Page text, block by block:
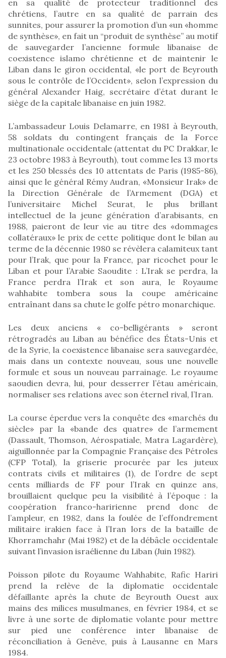
en sa qualité de protecteur traditionnel des
chrétiens, l’autre en sa qualité de parrain des
sunnites, pour assurer la promotion d’un «un «homme
de synthèse», en fait un “produit de synthèse” au motif
de sauvegarder l’ancienne formule libanaise de
coexistence islamo chrétienne et de maintenir le
Liban dans le giron occidental, «le port de Beyrouth
sous le contrôle de l’Occident», selon l’expression du
général Alexander Haig, secrétaire d’état durant le
siège de la capitale libanaise en juin 1982.
L’ambassadeur Louis Delamarre, en 1981 à Beyrouth,
58 soldats du contingent français de la Force
multinationale occidentale (attentat du PC Drakkar, le
23 octobre 1983 à Beyrouth), tout comme les 13 morts
et les 250 blessés des 10 attentats de Paris (1985-86),
ainsi que le général Rémy Audran, «Monsieur Irak» de
la Direction Générale de l’Armement (DGA) et
l’universitaire Michel Seurat, le plus brillant
intellectuel de la jeune génération d’arabisants, en
1988, paieront de leur vie au titre des «dommages
collatéraux» le prix de cette politique dont le bilan au
terme de la décennie 1980 se révèlera calamiteux tant
pour l’Irak, que pour la France, par ricochet pour le
Liban et pour l’Arabie Saoudite : L’Irak se perdra, la
France perdra l’Irak et son aura, le Royaume
wahhabite tombera sous la coupe américaine
entraînant dans sa chute le golfe pétro monarchique.
Les deux anciens « co-belligérants » seront
rétrogradés au Liban au bénéfice des États-Unis et
de la Syrie, la coexistence libanaise sera sauvegardée,
mais dans un contexte nouveau, sous une nouvelle
formule et sous un nouveau parrainage. Le royaume
saoudien devra, lui, pour desserrer l’étau américain,
normaliser ses relations avec son éternel rival, l’Iran.
La course éperdue vers la conquête des «marchés du
siècle» par la «bande des quatre» de l’armement
(Dassault, Thomson, Aérospatiale, Matra Lagardère),
aiguillonnée par la Compagnie Française des Pétroles
(CFP Total), la griserie procurée par les juteux
contrats civils et militaires (1), de l’ordre de sept
cents milliards de FF pour l’Irak en quinze ans,
brouillaient quelque peu la visibilité à l’époque : la
coopération franco-haririenne prend donc de
l’ampleur, en 1982, dans la foulée de l’effondrement
militaire irakien face à l’Iran lors de la bataille de
Khorramchahr (Mai 1982) et de la débâcle occidentale
suivant l’invasion israélienne du Liban (Juin 1982).
Poisson pilote du Royaume Wahhabite, Rafic Hariri
prend la relève de la diplomatie occidentale
défaillante après la chute de Beyrouth Ouest aux
mains des milices musulmanes, en février 1984, et se
livre à une sorte de diplomatie volante pour mettre
sur pied une conférence inter libanaise de
réconciliation à Genève, puis à Lausanne en Mars
1984.